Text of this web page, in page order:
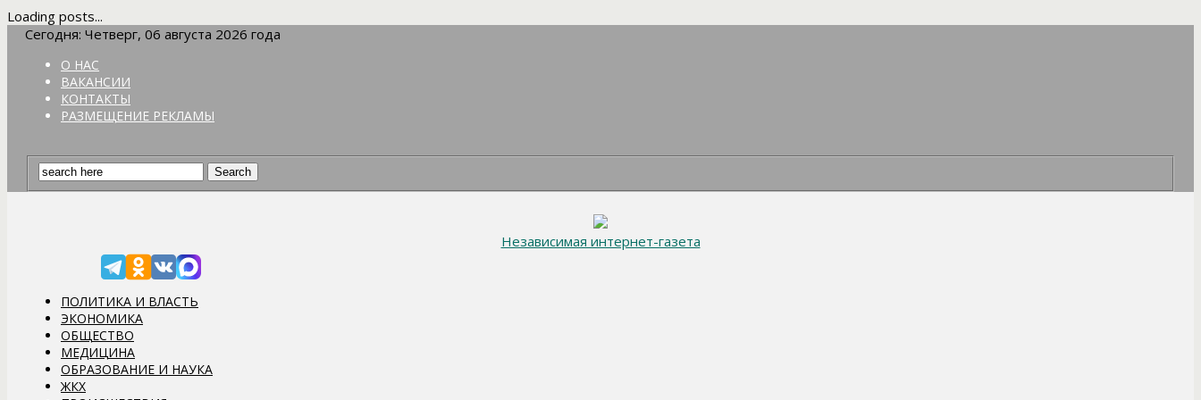
Loading posts...
Сегодня: Четверг, 06 августа 2026 года
О НАС
ВАКАНСИИ
КОНТАКТЫ
РАЗМЕЩЕНИЕ РЕКЛАМЫ
Независимая интернет-газета
ПОЛИТИКА И ВЛАСТЬ
ЭКОНОМИКА
ОБЩЕСТВО
МЕДИЦИНА
ОБРАЗОВАНИЕ И НАУКА
ЖКХ